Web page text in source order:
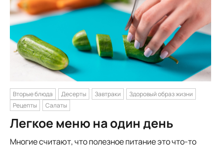
Вторые блюда Десерты Завтраки
Здоровый образ жизни
Рецепты
Салаты
Легкое меню на один день
Многие считают, что полезное питание это что-то